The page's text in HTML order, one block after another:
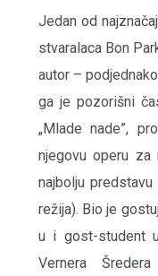
Jedan od
stvaralaca Bon
autor –
ga je pozorišni
„Mlade nade”,
njegovu operu za
najbolju
režija). Bio je
u i gost-student
Vernera